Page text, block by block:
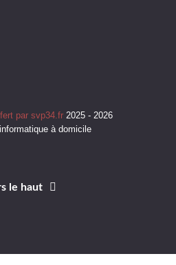
par svp34.fr 2025 - 2026
à domicile
le haut